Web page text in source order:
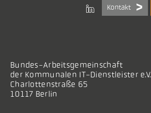
Kontakt
Bundes-Arbeitsgemeinschaft
der Kommunalen IT-Dienstleister e.V.
Charlottenstraße 65
10117 Berlin